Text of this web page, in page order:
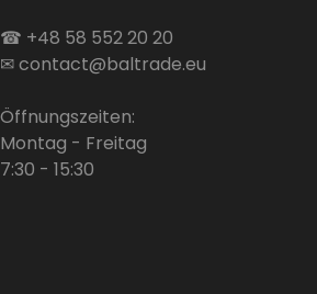
☎ +48 58 552 20 20
✉contact@baltrade.eu
Öffnungszeiten:
Montag - Freitag
7:30 - 15:30